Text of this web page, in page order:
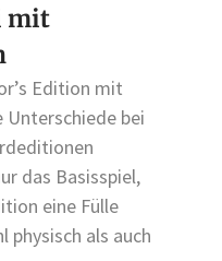
mit
Edition mit
bei
das Basisspiel,
eine Fülle
physisch als auch